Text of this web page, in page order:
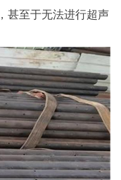
甚至于无法进行超声